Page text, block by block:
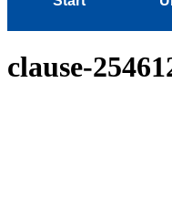
clause-